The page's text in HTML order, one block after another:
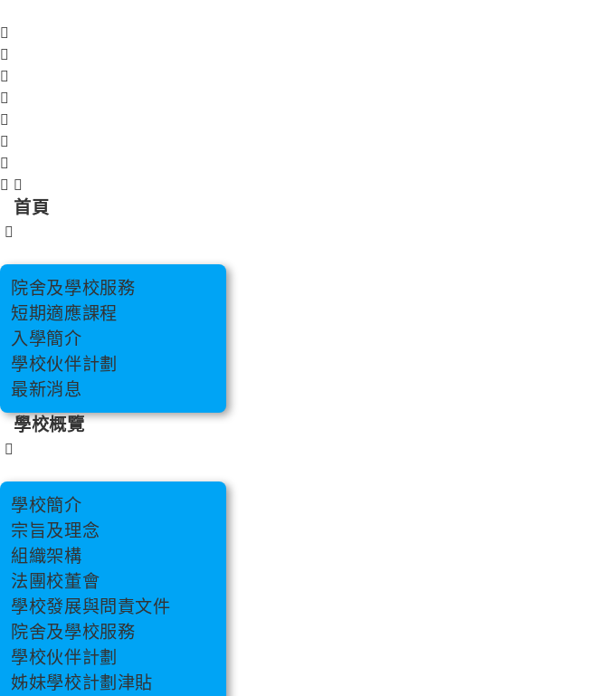
至
主
要
內
容
首頁
院舍及學校服務
短期適應課程
入學簡介
學校伙伴計劃
最新消息
學校概覽
學校簡介
宗旨及理念
組織架構
法團校董會
學校發展與問責文件
院舍及學校服務
學校伙伴計劃
姊妹學校計劃津貼